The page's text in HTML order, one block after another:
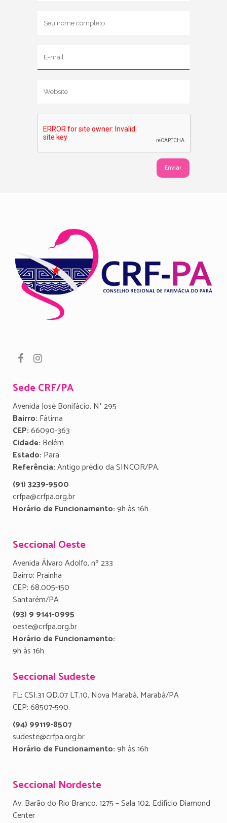
Sede CRF/PA
Avenida José Bonifácio, N° 295
Bairro: Fátima
CEP:66090-363
Cidade: Belém
Estado: Para
Referência:Antigo prédio da SINCOR/PA.
(91) 3239-9500
crfpa@crfpa.org.br
Horário de Funcionamento:9h às 16h
Seccional Oeste
Avenida Álvaro Adolfo, nº 233
Bairro: Prainha
CEP: 68.005-150
Santarém/PA
(93) 9 9141-0995
oeste@crfpa.org.br
Horário de Funcionamento:
9h às 16h
Seccional Sudeste
FL: CSI.31 QD.07 LT.10, Nova Marabá, Marabá/PA
CEP: 68507-590.
(94) 99119-8507
sudeste@crfpa.org.br
Horário de Funcionamento:9h às 16h
Seccional Nordeste
Av. Barão do Rio Branco, 1275 – Sala 102, Edifício Diamond
Center